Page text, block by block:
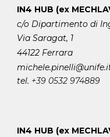
IN4 HUB (ex
c/o Dipartimento di
Via Saragat, 1
44122 Ferrara
michele.pinelli
tel. +39 0532 974889
IN4 HUB (ex